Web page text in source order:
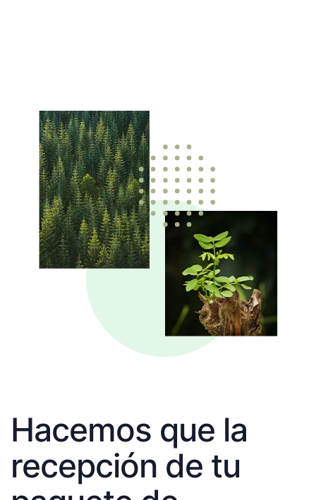
Hacemos que la
recepción de tu